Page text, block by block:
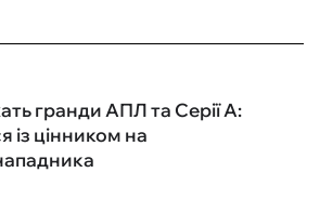
гранди АПЛ та Серії А:
із цінником на